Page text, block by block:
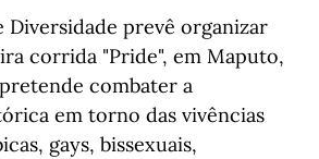
Diversidade prevê organizar
corrida "Pride", em Maputo,
combater a
em torno das vivências
gays, bissexuais,